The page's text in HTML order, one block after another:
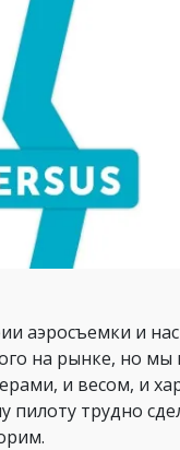
аэросъемки и
на рынке, но мы
и весом, и
трудно